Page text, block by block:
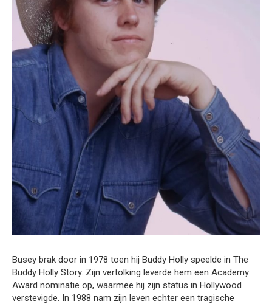
Busey brak door in 1978 toen hij Buddy Holly speelde in The
Buddy Holly Story. Zijn vertolking leverde hem een Academy
Award nominatie op, waarmee hij zijn status in Hollywood
verstevigde. In 1988 nam zijn leven echter een tragische